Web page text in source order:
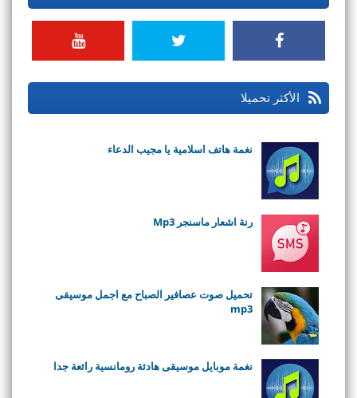
الأكثر تحميلا
نغمة هاتف اسلامية يا مجيب الدعاء
رنة اشعار ماسنجر Mp3
تحميل صوت عصافير الصباح مع اجمل موسيقى
mp3
نغمة موبايل موسيقى هادئة رومانسية رائعة جدا